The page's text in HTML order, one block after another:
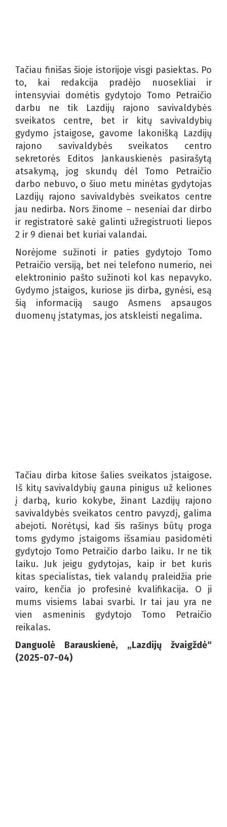
Tačiau finišas šioje istorijoje visgi pasiektas. Po
to, kai redakcija pradėjo nuosekliai ir
intensyviai domėtis gydytojo Tomo Petraičio
darbu ne tik Lazdijų rajono savivaldybės
sveikatos centre, bet ir kitų savivaldybių
gydymo įstaigose, gavome lakonišką Lazdijų
rajono savivaldybės sveikatos centro
sekretorės Editos Jankauskienės pasirašytą
atsakymą, jog skundų dėl Tomo Petraičio
darbo nebuvo, o šiuo metu minėtas gydytojas
Lazdijų rajono savivaldybės sveikatos centre
jau nedirba. Nors žinome – neseniai dar dirbo
ir registratorė sakė galinti užregistruoti liepos
2 ir 9 dienai bet kuriai valandai.
Norėjome sužinoti ir paties gydytojo Tomo
Petraičio versiją, bet nei telefono numerio, nei
elektroninio pašto sužinoti kol kas nepavyko.
Gydymo įstaigos, kuriose jis dirba, gynėsi, esą
šią informaciją saugo Asmens apsaugos
duomenų įstatymas, jos atskleisti negalima.
Tačiau dirba kitose šalies sveikatos įstaigose.
Iš kitų savivaldybių gauna pinigus už keliones
į darbą, kurio kokybe, žinant Lazdijų rajono
savivaldybės sveikatos centro pavyzdį, galima
abejoti. Norėtųsi, kad šis rašinys būtų proga
toms gydymo įstaigoms išsamiau pasidomėti
gydytojo Tomo Petraičio darbo laiku. Ir ne tik
laiku. Juk jeigu gydytojas, kaip ir bet kuris
kitas specialistas, tiek valandų praleidžia prie
vairo, kenčia jo profesinė kvalifikacija. O ji
mums visiems labai svarbi. Ir tai jau yra ne
vien asmeninis gydytojo Tomo Petraičio
reikalas.
Danguolė Barauskienė, „Lazdijų žvaigždė“
(2025-07-04)